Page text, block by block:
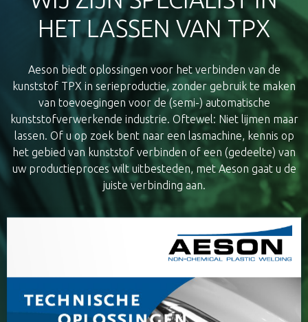
HET LASSEN VAN TPX
Aeson biedt oplossingen voor het verbinden van de
kunststof TPX in serieproductie, zonder gebruik te maken
van toevoegingen voor de (semi-) automatische
kunststofverwerkende industrie. Oftewel: Niet lijmen maar
lassen. Of u op zoek bent naar een lasmachine, kennis op
het gebied van kunststof verbinden of een (gedeelte) van
uw productieproces wilt uitbesteden, met Aeson gaat u de
juiste verbinding aan.